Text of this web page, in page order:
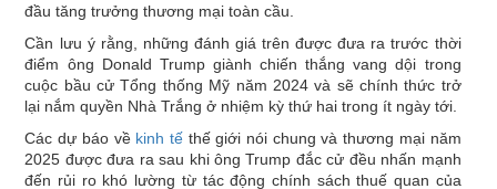
đầu tăng trưởng thương mại toàn cầu.
Cần lưu ý rằng, những đánh giá trên được đưa ra trước thời
điểm ông Donald Trump giành chiến thắng vang dội trong
cuộc bầu cử Tổng thống Mỹ năm 2024 và sẽ chính thức trở
lại nắm quyền Nhà Trắng ở nhiệm kỳ thứ hai trong ít ngày tới.
Các dự báo về kinh tếthế giới nói chung và thương mại năm
2025 được đưa ra sau khi ông Trump đắc cử đều nhấn mạnh
đến rủi ro khó lường từ tác động chính sách thuế quan của